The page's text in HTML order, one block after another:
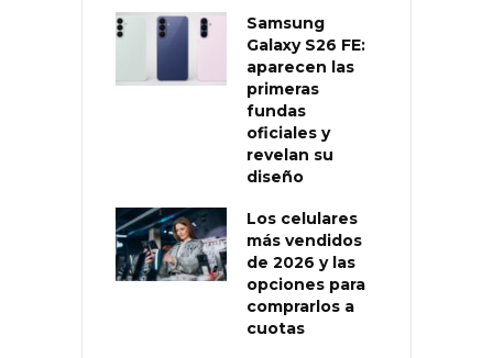
Samsung
Galaxy S26 FE:
aparecen las
primeras
fundas
oficiales y
revelan su
diseño
Los celulares
más vendidos
de 2026 y las
opciones para
comprarlos a
cuotas